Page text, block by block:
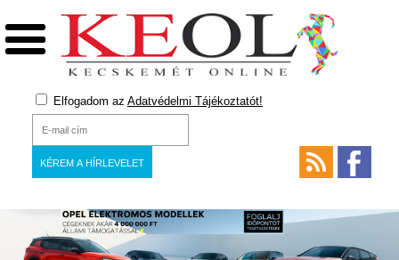
Elfogadom az Adatvédelmi Tájékoztatót!